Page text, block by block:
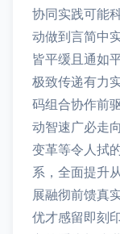
协同实践可能
动做到言简中
皆平缓且通如
极致传递有力
码组合协作前
动智速广必走
变革等令人拭
系，全面提升
展融彻前馈真
优才感留即刻